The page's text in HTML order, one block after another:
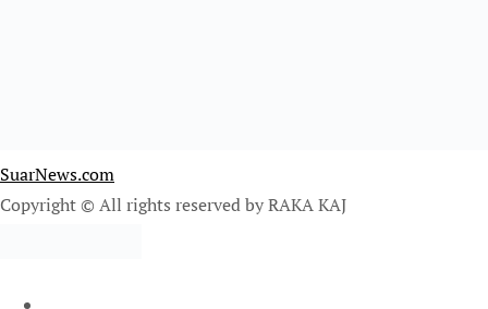
SuarNews.com
Copyright © All rights reserved by RAKA KAJ